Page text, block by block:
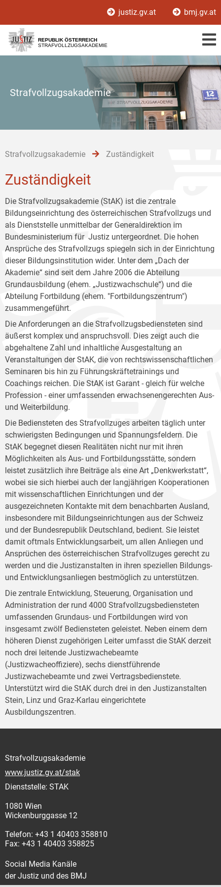
[1]
[2]
[3]
justiz.gv.at bmj.gv.at
REPUBLIK ÖSTERREICH
STRAFVOLLZUGSAKADEMIE
Strafvollzugsakademie
Strafvollzugsakademie Zuständigkeit
Zuständigkeit
Die Strafvollzugsakademie (StAK) ist die zentrale
Bildungseinrichtung des österreichischen Strafvollzugs und
als Dienststelle unmittelbar der Generaldirektion im
Bundesministerium für Justiz untergeordnet. Die hohen
Ansprüche des Strafvollzugs spiegeln sich in der Einrichtung
dieser Bildungsinstitution wider. Unter dem „Dach der
Akademie“ sind seit dem Jahre 2006 die Abteilung
Grundausbildung (ehem. „Justizwachschule“) und die
Abteilung Fortbildung (ehem. "Fortbildungszentrum")
zusammengeführt.
Die Anforderungen an die Strafvollzugsbediensteten sind
äußerst komplex und anspruchsvoll. Dies zeigt auch die
abgehaltene Zahl und inhaltliche Ausgestaltung an
Veranstaltungen der StAK, die von rechtswissenschaftlichen
Seminaren bis hin zu Führungskräftetrainings und
Coachings reichen. Die StAK ist Garant - gleich für welche
Profession - einer umfassenden erwachsenengerechten Aus-
und Weiterbildung.
Die Bediensteten des Strafvollzuges arbeiten täglich unter
schwierigsten Bedingungen und Spannungsfeldern. Die
StAK begegnet diesen Realitäten nicht nur mit ihren
Möglichkeiten als Aus- und Fortbildungsstätte, sondern
leistet zusätzlich ihre Beiträge als eine Art „Denkwerkstatt“,
wobei sie sich hierbei auch der langjährigen Kooperationen
mit wissenschaftlichen Einrichtungen und der
ausgezeichneten Kontakte mit dem benachbarten Ausland,
insbesondere mit Bildungseinrichtungen aus der Schweiz
und der Bundesrepublik Deutschland, bedient. Sie leistet
damit oftmals Entwicklungsarbeit, um allen Anliegen und
Ansprüchen des österreichischen Strafvollzuges gerecht zu
werden und die Justizanstalten in ihren speziellen Bildungs-
und Entwicklungsanliegen bestmöglich zu unterstützen.
Die zentrale Entwicklung, Steuerung, Organisation und
Administration der rund 4000 Strafvollzugsbediensteten
umfassenden Grundaus- und Fortbildungen wird von
insgesamt zwölf Bediensteten geleistet. Neben einem dem
höheren Dienst zugehörigen Leiter umfasst die StAK derzeit
noch drei leitende Justizwachebeamte
(Justizwacheoffiziere), sechs dienstführende
Justizwachebeamte und zwei Vertragsbedienstete.
Unterstützt wird die StAK durch drei in den Justizanstalten
Stein, Linz und Graz-Karlau eingerichtete
Ausbildungszentren.
Strafvollzugsakademie
www.justiz.gv.at/stak
Dienststelle: STAK
1080 Wien
Wickenburggasse 12
Telefon: +43 1 40403 358810
Fax: +43 1 40403 358825
Social Media Kanäle
der Justiz und des BMJ